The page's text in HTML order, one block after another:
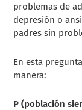
problemas de
depresión o
padres sin
En esta
manera:
P (población